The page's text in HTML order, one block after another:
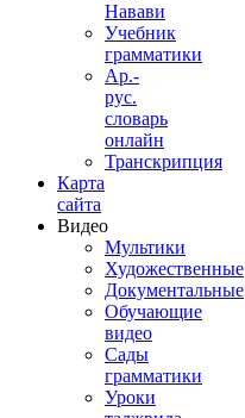
Навави
Учебник
грамматики
Ар.-
рус.
словарь
онлайн
Транскрипция
Карта
сайта
Видео
Мультики
Художественные
Документальные
Обучающие
видео
Сады
грамматики
Уроки